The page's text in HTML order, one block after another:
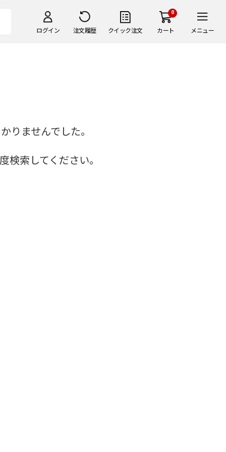
ログイン 注文履歴 クイック注文
0
カート メニュー
りませんでした。
検索してください。